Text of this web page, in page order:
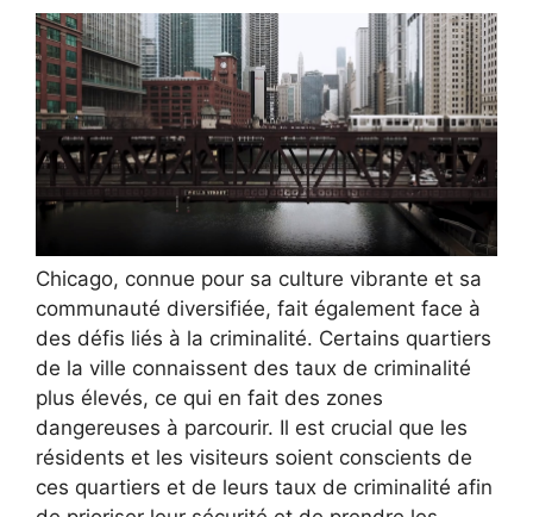
Chicago, connue pour sa culture vibrante et sa
communauté diversifiée, fait également face à
des défis liés à la criminalité. Certains quartiers
de la ville connaissent des taux de criminalité
plus élevés, ce qui en fait des zones
dangereuses à parcourir. Il est crucial que les
résidents et les visiteurs soient conscients de
ces quartiers et de leurs taux de criminalité afin